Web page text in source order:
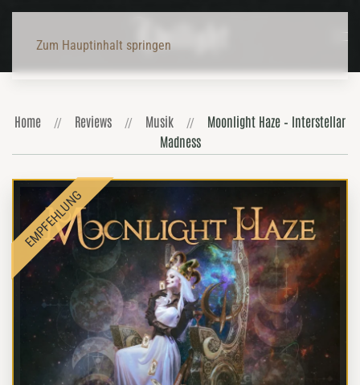
Zum Hauptinhalt springen
Home Reviews Musik
Moonlight Haze – Interstellar
Madness